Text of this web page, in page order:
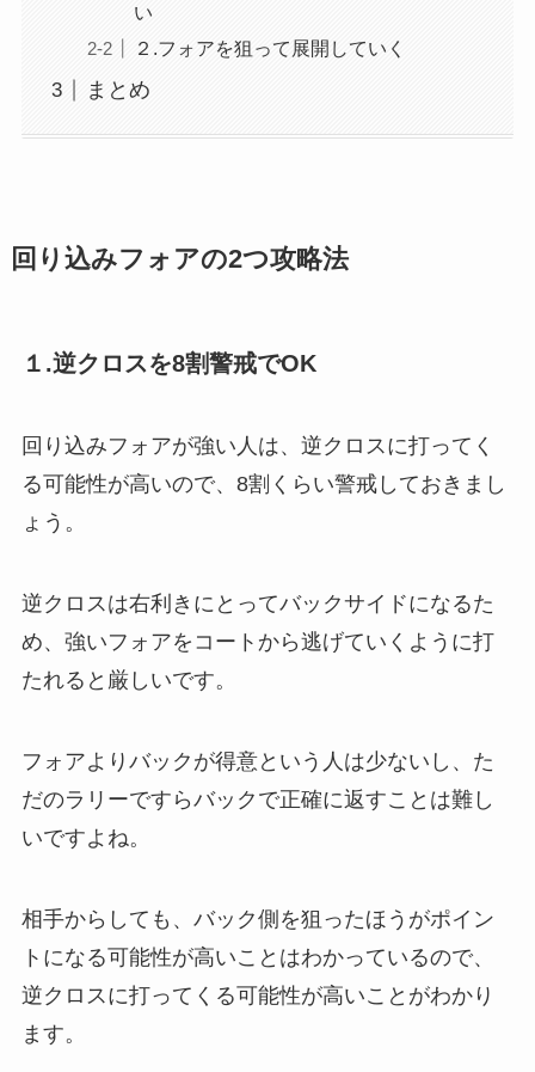
い
２.フォアを狙って展開していく
まとめ
回り込みフォアの2つ攻略法
１.逆クロスを8割警戒でOK
回り込みフォアが強い人は、逆クロスに打ってく
る可能性が高いので、8割くらい警戒しておきまし
ょう。
逆クロスは右利きにとってバックサイドになるた
め、強いフォアをコートから逃げていくように打
たれると厳しいです。
フォアよりバックが得意という人は少ないし、た
だのラリーですらバックで正確に返すことは難し
いですよね。
相手からしても、バック側を狙ったほうがポイン
トになる可能性が高いことはわかっているので、
逆クロスに打ってくる可能性が高いことがわかり
ます。